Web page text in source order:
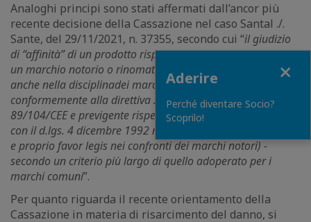
Analoghi principi sono stati affermati dall’ancor più
recente decisione della Cassazione nel caso Santal ./.
Sante, del 29/11/2021, n. 37355, secondo cui “il giudizio
di “affinità” di un prodotto rispetto ad un altro coperto da
un marchio notorio o rinomato deve essere formulato -
anche nella disciplinadei marchi interpretata
conformemente alla direttiva 21 dicembre 1988, n.
89/104/CEE e previgente rispetto alle modifiche introdotte
con il d.lgs. 4 dicembre 1992 n. 480 (espressione di un vero
e proprio favor legis nei confronti dei marchi notori) -
secondo un criterio più largo di quello adoperato per i
marchi comuni”.
Per quanto riguarda il recente orientamento della
Cassazione in materia di risarcimento del danno, si
Aderire
Perché diventare Socio?
Scoprilo!